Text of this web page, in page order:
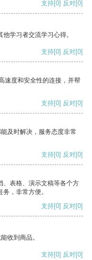
支持[0] 反对[0]
学习者交流学习心得。
支持[0] 反对[0]
速度和安全性的连接，并帮
支持[0] 反对[0]
及时解决，服务态度非常
支持[0] 反对[0]
、表格、演示文稿等各个方
，非常方便。
支持[0] 反对[0]
收到商品。
支持[0] 反对[0]